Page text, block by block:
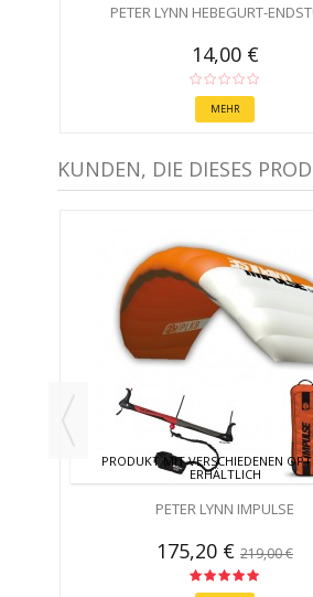
PETER LYNN HEBEGURT-
14,00 €
MEHR
KUNDEN, DIE DIESES
PRODUKT MIT VERSCHIEDENEN
ERHÄLTLICH
PETER LYNN IMPULSE
175,20 € 219,00 €